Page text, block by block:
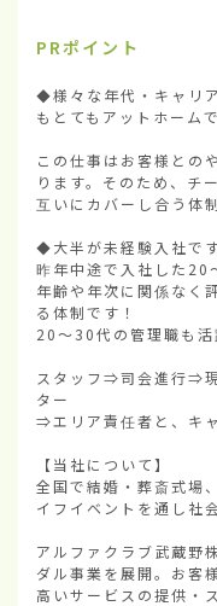
PRポイント
◆様々な年代・キャリ
もとてもアットホーム
この仕事はお客様との
ります。そのため、チ
互いにカバーし合う体
◆大半が未経験入社です
昨年中途で入社した20
年齢や年次に関係なく
る体制です！
20～30代の管理職も活
スタッフ⇒司会進行⇒
ター
⇒エリア責任者と、キ
【当社について】
全国で結婚・葬斎式場
イフイベントを通し社
アルファクラブ武蔵野
ダル事業を展開。お客
高いサービスの提供・